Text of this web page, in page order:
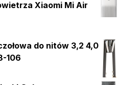
Xiaomi Mi Air
do nitów 3,2 4,0
106